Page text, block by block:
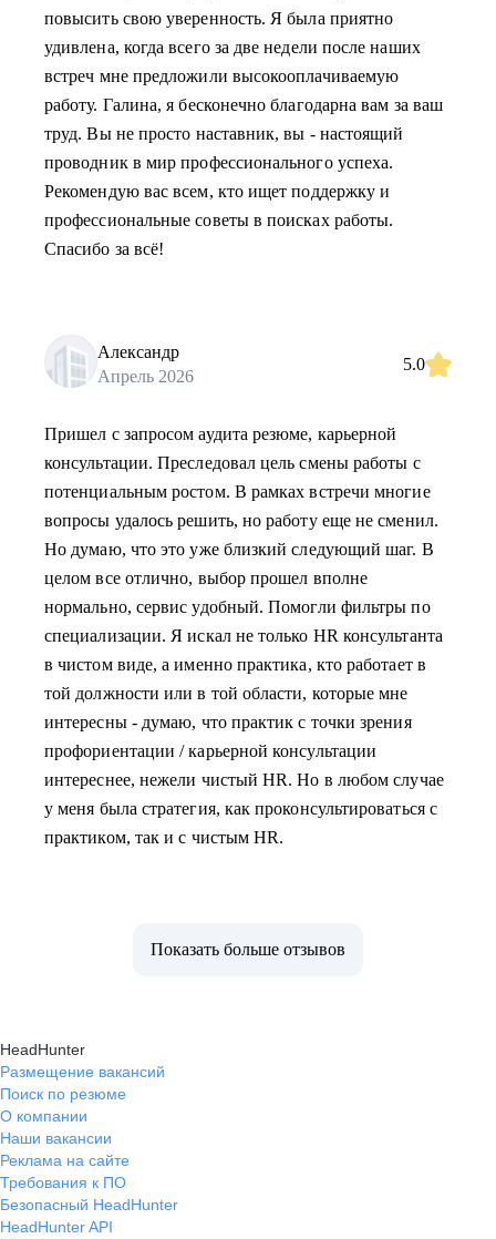
повысить свою уверенность. Я была приятно
удивлена, когда всего за две недели после наших
встреч мне предложили высокооплачиваемую
работу. Галина, я бесконечно благодарна вам за ваш
труд. Вы не просто наставник, вы - настоящий
проводник в мир профессионального успеха.
Рекомендую вас всем, кто ищет поддержку и
профессиональные советы в поисках работы.
Спасибо за всё!
Александр
Апрель 2026
5.0
Пришел с запросом аудита резюме, карьерной
консультации. Преследовал цель смены работы с
потенциальным ростом. В рамках встречи многие
вопросы удалось решить, но работу еще не сменил.
Но думаю, что это уже близкий следующий шаг. В
целом все отлично, выбор прошел вполне
нормально, сервис удобный. Помогли фильтры по
специализации. Я искал не только HR консультанта
в чистом виде, а именно практика, кто работает в
той должности или в той области, которые мне
интересны - думаю, что практик с точки зрения
профориентации / карьерной консультации
интереснее, нежели чистый HR. Но в любом случае
у меня была стратегия, как проконсультироваться с
практиком, так и с чистым HR.
Показать больше отзывов
HeadHunter
Размещение вакансий
Поиск по резюме
О компании
Наши вакансии
Реклама на сайте
Требования к ПО
Безопасный HeadHunter
HeadHunter API